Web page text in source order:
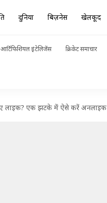
दुनिया बिज़नेस खेलकूद
आर्टिफिशियल इंटेलिजेंस क्रिकेट समाचार
लाइक? एक झटके में ऐसे करें अनलाइक